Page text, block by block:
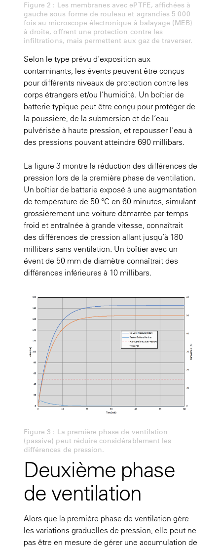
Figure 2 : Les membranes avec ePTFE, affichées à
gauche sous forme de rouleau et agrandies 5 000
fois au microscope électronique à balayage (MEB)
à droite, offrent une protection contre les
infiltrations, mais permettent aux gaz de traverser.
Selon le type prévu d’exposition aux
contaminants, les évents peuvent être conçus
pour différents niveaux de protection contre les
corps étrangers et/ou l’humidité. Un boîtier de
batterie typique peut être conçu pour protéger de
la poussière, de la submersion et de l’eau
pulvérisée à haute pression, et repousser l’eau à
des pressions pouvant atteindre 690 millibars.
La figure 3 montre la réduction des différences de
pression lors de la première phase de ventilation.
Un boîtier de batterie exposé à une augmentation
de température de 50 °C en 60 minutes, simulant
grossièrement une voiture démarrée par temps
froid et entraînée à grande vitesse, connaîtrait
des différences de pression allant jusqu’à 180
millibars sans ventilation. Un boîtier avec un
évent de 50 mm de diamètre connaîtrait des
différences inférieures à 10 millibars.
Figure 3 : La première phase de ventilation
(passive) peut réduire considérablement les
différences de pression.
Deuxième phase
de ventilation
Alors que la première phase de ventilation gère
les variations graduelles de pression, elle peut ne
pas être en mesure de gérer une accumulation de